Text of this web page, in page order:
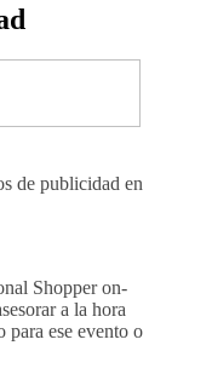
de publicidad en
Shopper on-
a la hora
para ese evento o